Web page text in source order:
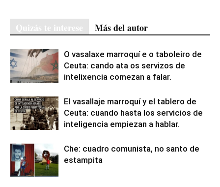
Quizás te interese Más del autor
O vasalaxe marroquí e o taboleiro de
Ceuta: cando ata os servizos de
intelixencia comezan a falar.
El vasallaje marroquí y el tablero de
Ceuta: cuando hasta los servicios de
inteligencia empiezan a hablar.
Che: cuadro comunista, no santo de
estampita